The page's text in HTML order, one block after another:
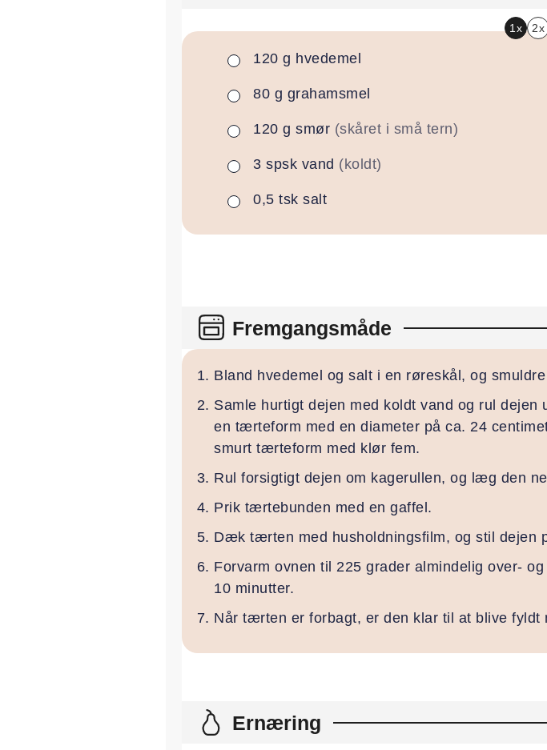
1x 2x
▢120 g hvedemel
▢
80 g grahamsmel
▢120 g smør (skåret i små tern)
▢
3 spsk vand (koldt)
▢
0,5 tsk salt
Fremgangsmåde
Bland hvedemel og salt i en røreskål, og
Samle hurtigt dejen med koldt vand og rul dejen
en tærteform med en diameter på ca. 24
smurt tærteform med klør fem.
Rul forsigtigt dejen om kagerullen, og læg den
Prik tærtebunden med en gaffel.
Dæk tærten med husholdningsfilm, og stil dejen
Forvarm ovnen til 225 grader almindelig over-
10 minutter.
Når tærten er forbagt, er den klar til at blive fyldt
Ernæring